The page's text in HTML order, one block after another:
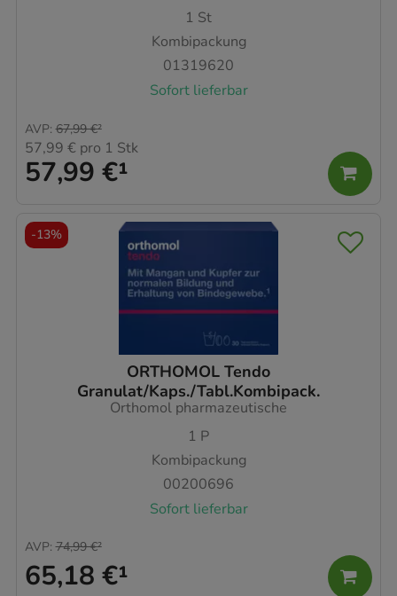
1 St
Kombipackung
01319620
Sofort lieferbar
57,99 €¹
AVP: 67,99 €²
57,99 € pro 1 Stk
ORTHOMOL Tendo
Granulat/Kaps./Tabl.Kombipack.
Orthomol pharmazeutische
1 P
Kombipackung
00200696
Sofort lieferbar
65,18 €¹
AVP: 74,99 €²
-13%